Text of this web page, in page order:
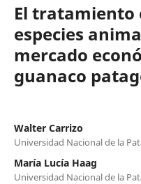
El tratamiento
especies
mercado
guanaco
Walter Carrizo
Universidad Nacional de la
María Lucía Haag
Universidad Nacional de la